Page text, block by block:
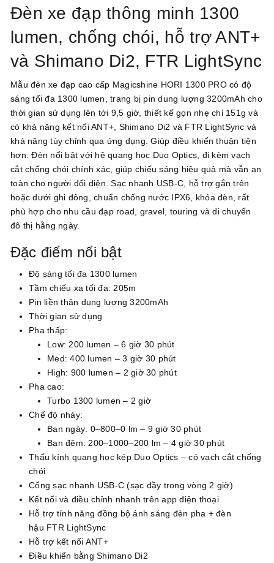
Đèn xe đạp thông minh 1300
lumen, chống chói, hỗ trợ ANT+
và Shimano Di2, FTR LightSync
Mẫu đèn xe đạp cao cấp Magicshine HORI 1300 PRO có độ
sáng tối đa 1300 lumen, trang bị pin dung lượng 3200mAh cho
thời gian sử dụng lên tới 9,5 giờ, thiết kế gọn nhẹ chỉ 151g và
có khả năng kết nối ANT+, Shimano Di2 và FTR LightSync và
khả năng tùy chỉnh qua ứng dụng. Giúp điều khiển thuận tiện
hơn. Đèn nổi bật với hệ quang học Duo Optics, đi kèm vạch
cắt chống chói chính xác, giúp chiếu sáng hiệu quả mà vẫn an
toàn cho người đối diện. Sạc nhanh USB-C, hỗ trợ gắn trên
hoặc dưới ghi đông, chuẩn chống nước IPX6, khóa đèn, rất
phù hợp cho nhu cầu đạp road, gravel, touring và di chuyển
đô thị hằng ngày.
Đặc điểm nổi bật
Độ sáng tối đa 1300 lumen
Tầm chiếu xa tối đa: 205m
Pin liền thân dung lượng 3200mAh
Thời gian sử dụng
Pha thấp:
Low: 200 lumen – 6 giờ 30 phút
Med: 400 lumen – 3 giờ 30 phút
High: 900 lumen – 2 giờ 30 phút
Pha cao:
Turbo 1300 lumen – 2 giờ
Chế độ nháy:
Ban ngày: 0–800–0 lm – 9 giờ 30 phút
Ban đêm: 200–1000–200 lm – 4 giờ 30 phút
Thấu kính quang học kép Duo Optics – có vạch cắt chống
chói
Cổng sạc nhanh USB-C (sạc đầy trong vòng 2 giờ)
Kết nối và điều chỉnh nhanh trên app điện thoại
Hỗ trợ tính năng đồng bộ ánh sáng đèn pha + đèn
hậu FTR LightSync
Hỗ trợ kết nối ANT+
Điều khiển bằng Shimano Di2